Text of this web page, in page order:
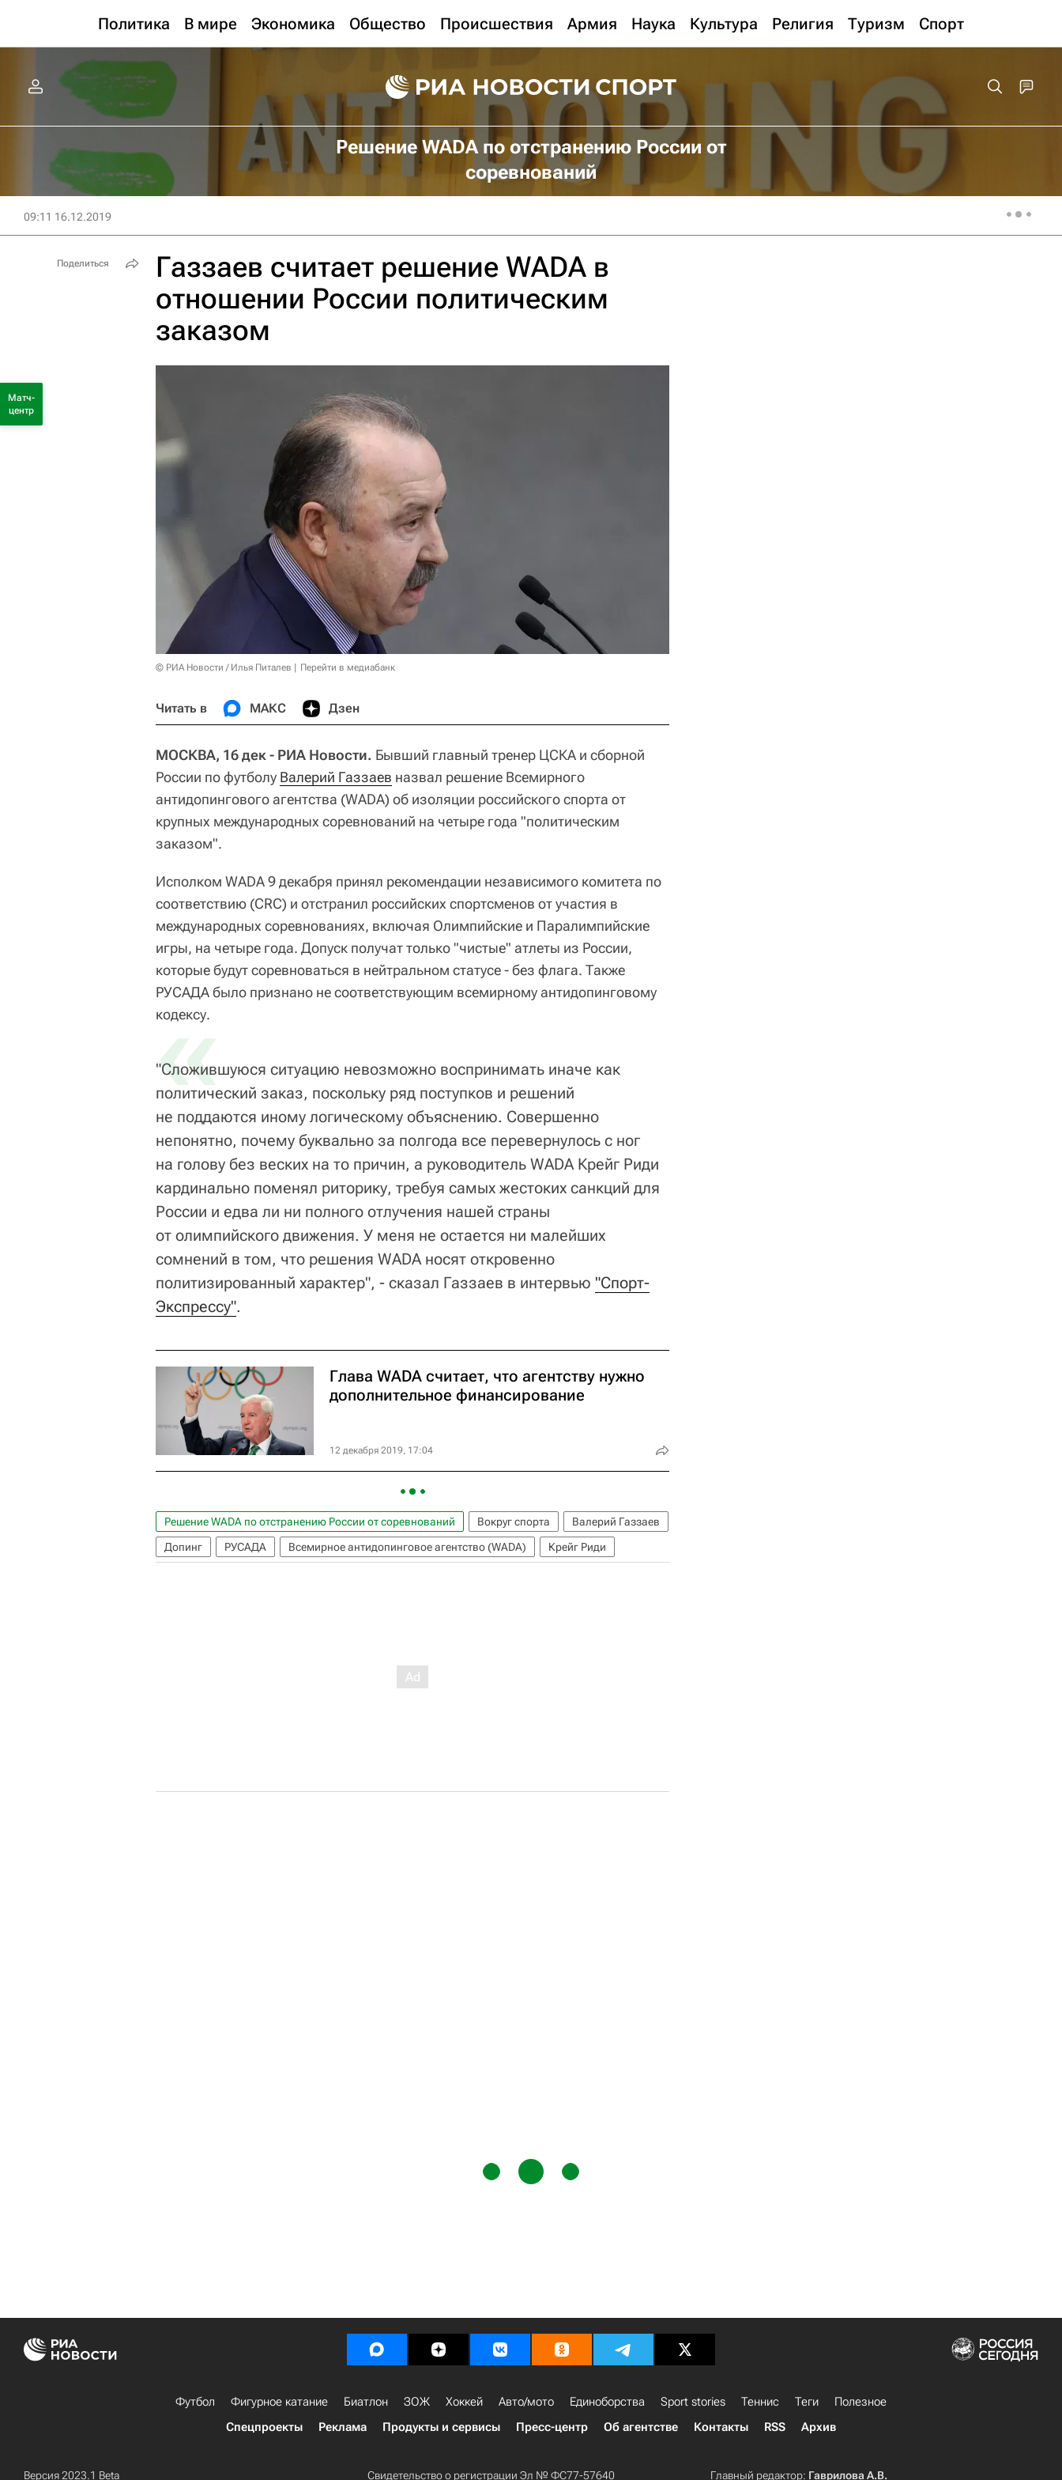
Политика В мире Экономика Общество Происшествия Армия Наука Культура Религия Туризм Спорт
Решение WADA по отстранению России от
соревнований
09:11 16.12.2019
Газзаев считает решение WADA в
отношении России политическим
заказом
© РИА Новости / Илья Питалев Перейти в медиабанк
Читать в МАКС Дзен
МОСКВА, 16 дек - РИА Новости. Бывший главный тренер ЦСКА и сборной
России по футболу Валерий Газзаев назвал решение Всемирного
антидопингового агентства (WADA) об изоляции российского спорта от
крупных международных соревнований на четыре года "политическим
заказом".
Исполком WADA 9 декабря принял рекомендации независимого комитета по
соответствию (CRC) и отстранил российских спортсменов от участия в
международных соревнованиях, включая Олимпийские и Паралимпийские
игры, на четыре года. Допуск получат только "чистые" атлеты из России,
которые будут соревноваться в нейтральном статусе - без флага. Также
РУСАДА было признано не соответствующим всемирному антидопинговому
кодексу.
«
"Сложившуюся ситуацию невозможно воспринимать иначе как
политический заказ, поскольку ряд поступков и решений
не поддаются иному логическому объяснению. Совершенно
непонятно, почему буквально за полгода все перевернулось с ног
на голову без веских на то причин, а руководитель WADA Крейг Риди
кардинально поменял риторику, требуя самых жестоких санкций для
России и едва ли ни полного отлучения нашей страны
от олимпийского движения. У меня не остается ни малейших
сомнений в том, что решения WADA носят откровенно
политизированный характер", - сказал Газзаев в интервью "Спорт-
Экспрессу".
Глава WADA считает, что агентству нужно
дополнительное финансирование
12 декабря 2019, 17:04
Решение WADA по отстранению России от соревнований Вокруг спорта
Валерий Газзаев
Допинг
РУСАДА Всемирное антидопинговое агентство (WADA) Крейг Риди
Поделиться
Матч-
центр
Футбол Фигурное катание Биатлон ЗОЖ Хоккей Авто/мото Единоборства Sport stories Теннис Теги
Полезное
Спецпроекты
Реклама Продукты и сервисы Пресс-центр Об агентстве Контакты RSS Архив
Версия 2023.1 Beta Свидетельство о регистрации Эл № ФС77-57640 Главный редактор: Гаврилова А.В.